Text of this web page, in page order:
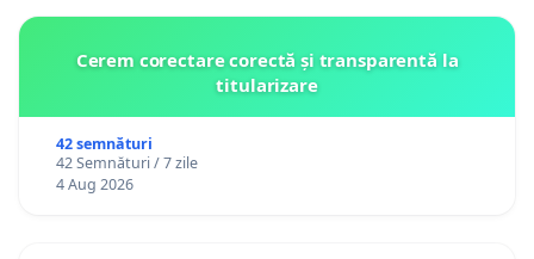
Cerem corectare corectă și transparentă la
titularizare
42 semnături
42 Semnături / 7 zile
4 Aug 2026